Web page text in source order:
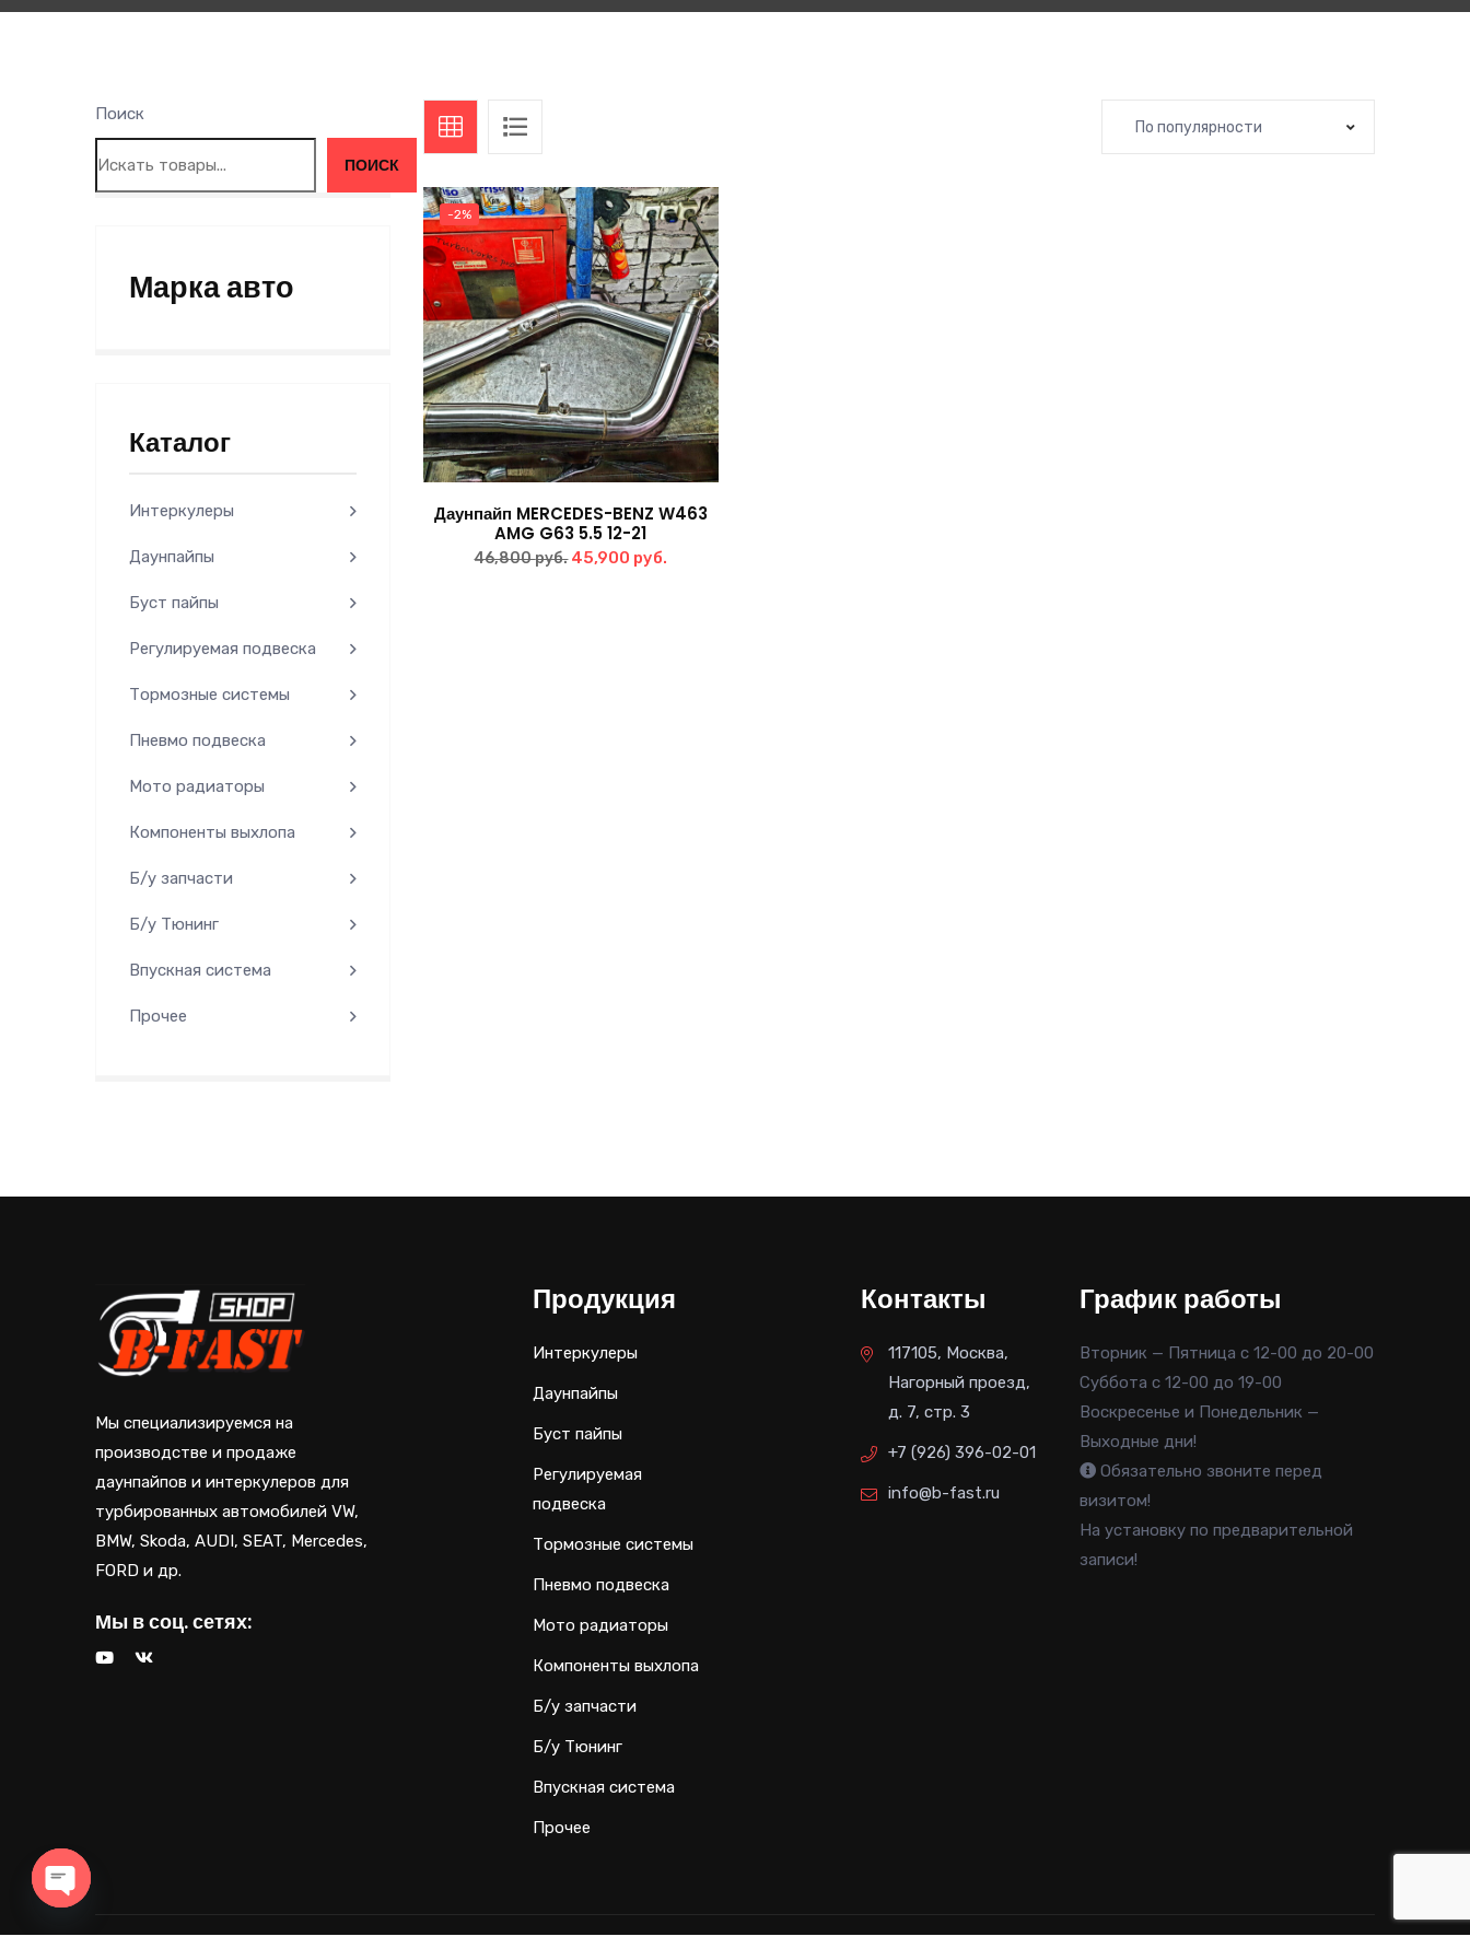
Поиск
ПОИСК
Марка авто
Каталог
Интеркулеры
Даунпайпы
Буст пайпы
Регулируемая подвеска
Тормозные системы
Пневмо подвеска
Мото радиаторы
Компоненты выхлопа
Б/у запчасти
Б/у Тюнинг
Впускная система
Прочее
По популярности
-2%
Даунпайп MERCEDES-BENZ W463
AMG G63 5.5 12-21
46,800руб. Первоначальная
45,900 руб.
Мы специализируемся на
производстве и продаже
даунпайпов и интеркулеров для
турбированных автомобилей VW,
BMW, Skoda, AUDI, SEAT, Mercedes,
FORD и др.
Мы в соц. сетях:
Продукция
Интеркулеры
Даунпайпы
Буст пайпы
Регулируемая
подвеска
Тормозные системы
Пневмо подвеска
Мото радиаторы
Компоненты выхлопа
Б/у запчасти
Б/у Тюнинг
Впускная система
Прочее
Контакты
117105, Москва,
Нагорный проезд,
д. 7, стр. 3
+7 (926) 396-02-01
info@b-fast.ru
График работы
Вторник — Пятница с 12-00 до 20-00
Суббота с 12-00 до 19-00
Воскресенье и Понедельник —
Выходные дни!
Обязательно звоните перед
визитом!
На установку по предварительной
записи!
OPEN CHATY